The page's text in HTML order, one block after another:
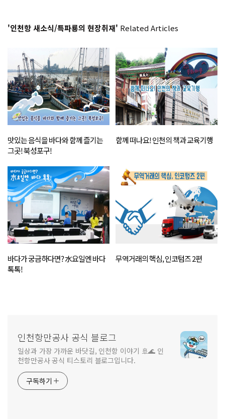
'인천항 새소식/특파룡의 현장취재' Related Articles
맛있는 음식을 바다와 함께 즐기는
그곳! 북성포구!
함께 떠나요! 인천의 책과 교육기행
바다가 궁금하다면? 水요일엔 바다
톡톡!
무역거래의 핵심, 인코텀즈 2편
인천항만공사 공식 블로그
일상과 가장 가까운 바닷길, 인천항 이야기 🚢🌊 인
천항만공사 공식 티스토리 블로그입니다.
구독하기